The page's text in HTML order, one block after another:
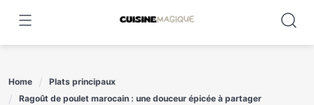
content
Home
Plats principaux
Ragoût de poulet marocain : une douceur épicée à partager